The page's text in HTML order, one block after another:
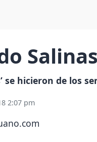
se hicieron de los
2:07 pm